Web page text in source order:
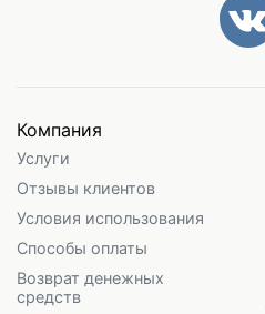
Компания
Услуги
Отзывы клиентов
Условия использования
Способы оплаты
Возврат денежных
средств